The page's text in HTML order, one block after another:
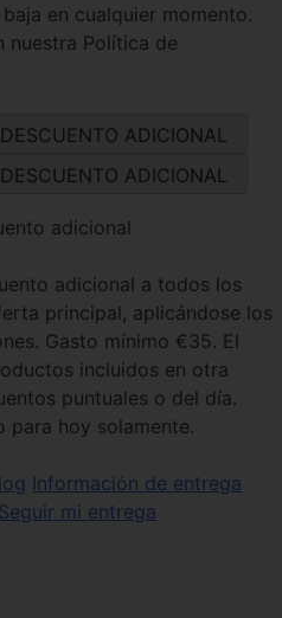
en cualquier momento.
nuestra Política de
adicional
adicional a todos los
principal, aplicándose los
Gasto mínimo €35. El
incluidos en otra
puntuales o del día.
para hoy solamente.
Información de entrega
Seguir mi entrega